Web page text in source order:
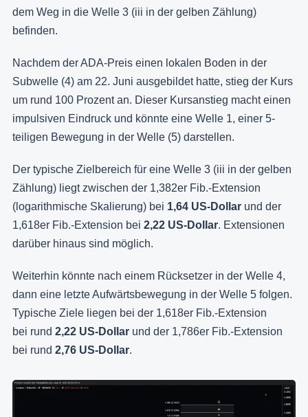
dem Weg in die Welle 3 (iii in der gelben Zählung)
befinden.
Nachdem der ADA-Preis einen lokalen Boden in der
Subwelle (4) am 22. Juni ausgebildet hatte, stieg der Kurs
um rund 100 Prozent an. Dieser Kursanstieg macht einen
impulsiven Eindruck und könnte eine Welle 1, einer 5-
teiligen Bewegung in der Welle (5) darstellen.
Der typische Zielbereich für eine Welle 3 (iii in der gelben
Zählung) liegt zwischen der 1,382er Fib.-Extension
(logarithmische Skalierung) bei 1,64 US-Dollar und der
1,618er Fib.-Extension bei 2,22 US-Dollar. Extensionen
darüber hinaus sind möglich.
Weiterhin könnte nach einem Rücksetzer in der Welle 4,
dann eine letzte Aufwärtsbewegung in der Welle 5 folgen.
Typische Ziele liegen bei der 1,618er Fib.-Extension
bei rund 2,22 US-Dollar und der 1,786er Fib.-Extension
bei rund 2,76 US-Dollar.